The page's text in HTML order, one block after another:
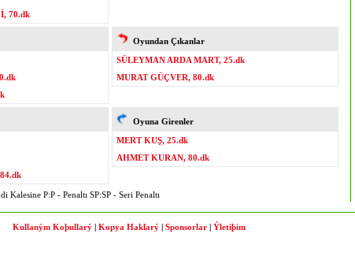
70.dk
Oyundan Çıkanlar
SÜLEYMAN ARDA MART, 25.dk
MURAT GÜÇVER, 80.dk
Oyuna Girenler
MERT KUŞ, 25.dk
AHMET KURAN, 80.dk
P:P - Penaltı SP:SP - Seri Penaltı
Kullaným Koþullarý | Kopya Haklarý | Sponsorlar | Ýletiþim